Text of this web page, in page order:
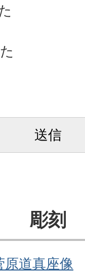
彫刻
原道真座像